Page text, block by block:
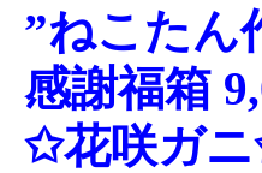
”ねこたん
感謝福箱
✩花咲ガ